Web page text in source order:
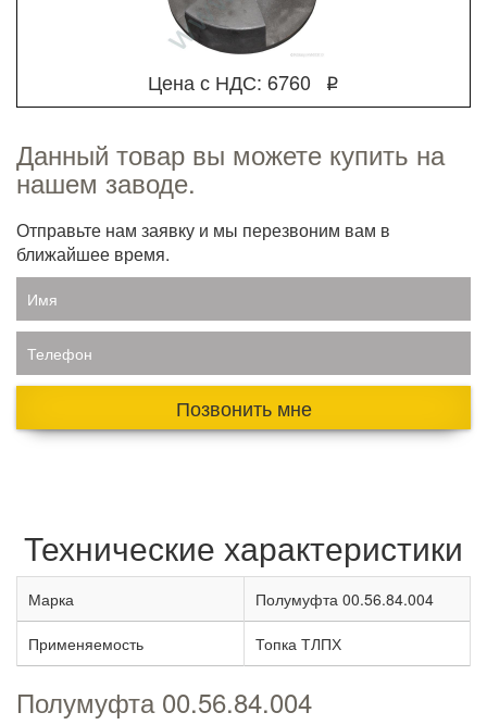
Цена с НДС: 6760 q
Данный товар вы можете купить на
нашем заводе.
Отправьте нам заявку и мы перезвоним вам в
ближайшее время.
Имя
Телефон
Позвонить мне
Технические характеристики
Марка Полумуфта 00.56.84.004
Применяемость Топка ТЛПХ
Полумуфта 00.56.84.004